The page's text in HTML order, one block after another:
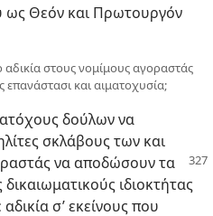
ως Θεόν και Πρωτουργόν
στους νομίμους αγοραστάς
επανάστασι και αιματοχυσία;
δούλων να
σκλάβους των και
να αποδώσουν τα
ιδιοκτήτας
σ’ εκείνους που